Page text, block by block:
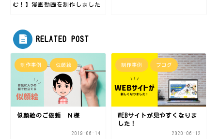
む！】漫画動画を制作しました
RELATED POST
制作事例 似顔絵
似顔絵のご依頼 Ｎ様
2019-06-14
制作事例 ブログ
WEBサイトが見やすくなりま
した！
2020-06-12